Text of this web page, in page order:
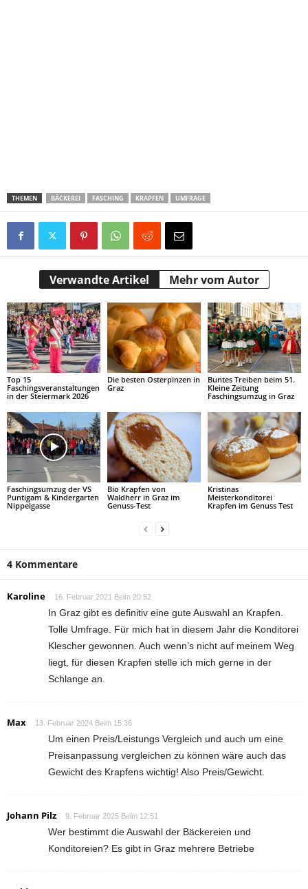
THEMEN BÄCKEREI FASCHING KRAPFEN UMFRAGE
Verwandte Artikel Mehr vom Autor
Top 15
Faschingsveranstaltungen
in der Steiermark 2026
Die besten Osterpinzen in
Graz
Buntes Treiben beim 51.
Kleine Zeitung
Faschingsumzug in Graz
Faschingsumzug der VS
Puntigam & Kindergarten
Nippelgasse
Bio Krapfen von
Waldherr in Graz im
Genuss-Test
Kristinas
Meisterkonditorei
Krapfen im Genuss Test
4 Kommentare
Karoline 16. Februar 2021 Beim 20:52
In Graz gibt es definitiv eine gute Auswahl an Krapfen.
Tolle Umfrage. Für mich hat in diesem Jahr die Konditorei
Klescher gewonnen. Auch wenn’s nicht auf meinem Weg
liegt, für diesen Krapfen stelle ich mich gerne in der
Schlange an.
Max 13. Februar 2024 Beim 15:36
Um einen Preis/Leistungs Vergleich und auch um eine
Preisanpassung vergleichen zu können wäre auch das
Gewicht des Krapfens wichtig! Also Preis/Gewicht.
Johann Pilz 9. Februar 2025 Beim 12:51
Wer bestimmt die Auswahl der Bäckereien und
Konditoreien? Es gibt in Graz mehrere Betriebe